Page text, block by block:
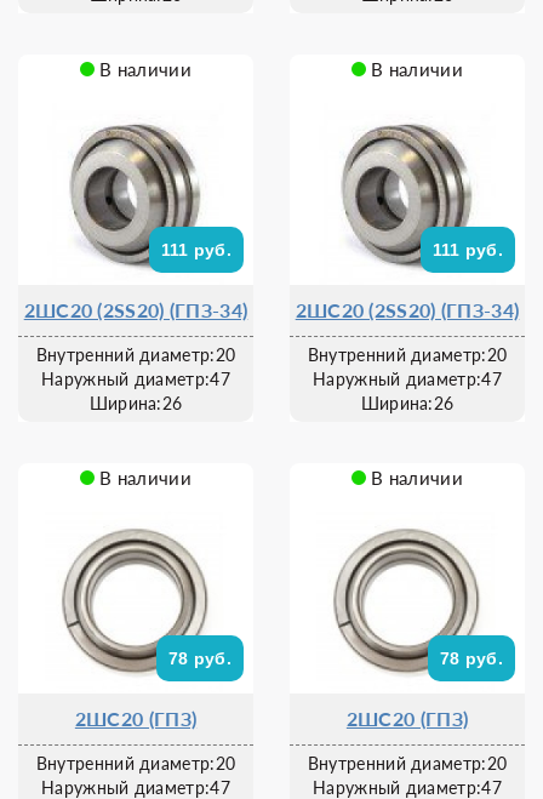
В наличии
111 руб.
2ШС20 (2SS20) (ГПЗ-34)
Внутренний диаметр:20
Наружный диаметр:47
Ширина:26
В наличии
111 руб.
2ШС20 (2SS20) (ГПЗ-34)
Внутренний диаметр:20
Наружный диаметр:47
Ширина:26
В наличии
78 руб.
2ШС20 (ГПЗ)
Внутренний диаметр:20
Наружный диаметр:47
В наличии
78 руб.
2ШС20 (ГПЗ)
Внутренний диаметр:20
Наружный диаметр:47